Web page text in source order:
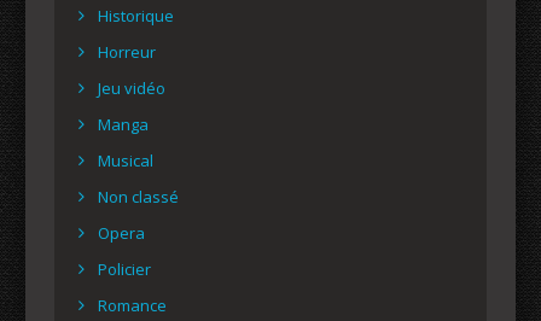
Historique
Horreur
Jeu vidéo
Manga
Musical
Non classé
Opera
Policier
Romance